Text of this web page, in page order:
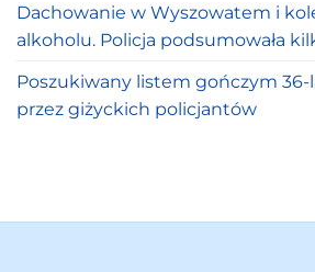
Dachowanie w Wyszowatem i
alkoholu. Policja podsumowała
Poszukiwany listem gończym
przez giżyckich policjantów